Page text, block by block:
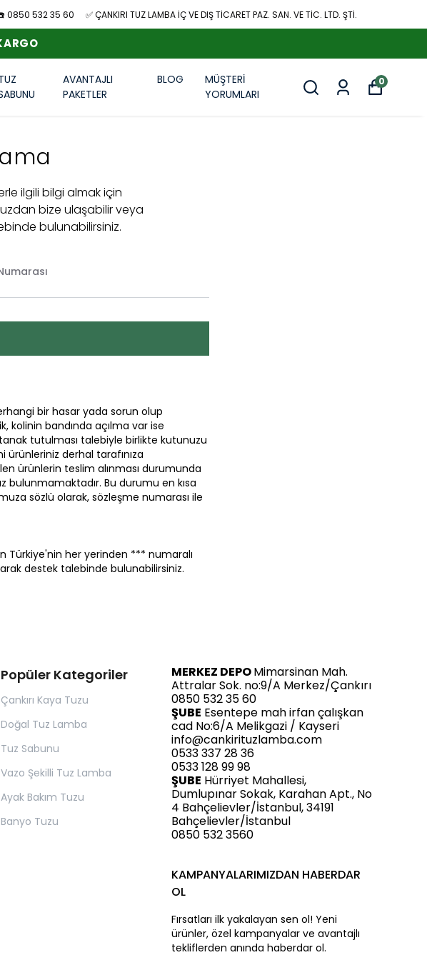
0850 532 35 60 ✅ ÇANKIRI TUZ LAMBA İÇ VE DIŞ TİCARET PAZ. SAN. VE TİC. LTD. ŞTİ.
AVANTAJLI
PAKETLER
BLOG
MÜŞTERİ
YORUMLARI
0
ilgili bilgi almak için
bize ulaşabilir veya
bulunabilirsiniz.
bir hasar yada sorun olup
kolinin bandında açılma var ise
tutulması talebiyle birlikte kutunuzu
derhal tarafınıza
ürünlerin teslim alınması durumunda
Bu durumu en kısa
sözlü olarak, sözleşme numarası ile
Türkiye'nin her yerinden *** numaralı
destek talebinde bulunabilirsiniz.
Popüler Kategoriler
Çankırı Kaya Tuzu
Doğal Tuz Lamba
Tuz Sabunu
Vazo Şekilli Tuz Lamba
Ayak Bakım Tuzu
Banyo Tuzu
MERKEZ DEPOMimarsinan Mah.
Attralar Sok. no:9/A Merkez/Çankırı
0850 532 35 60
ŞUBE Esentepe mah irfan çalışkan
cad No:6/A Melikgazi / Kayseri
info@cankirituzlamba.com
0533 337 28 36
0533 128 99 98
ŞUBE Hürriyet Mahallesi,
Dumlupınar Sokak, Karahan Apt., No
4 Bahçelievler/İstanbul, 34191
Bahçelievler/İstanbul
0850 532 3560
KAMPANYALARIMIZDAN HABERDAR
OL
Fırsatları ilk yakalayan sen ol! Yeni
ürünler, özel kampanyalar ve avantajlı
tekliflerden anında haberdar ol.